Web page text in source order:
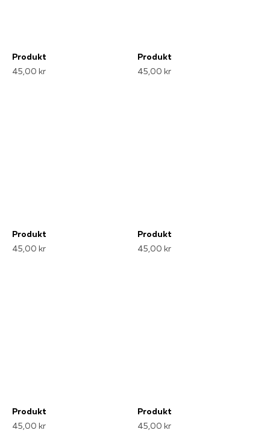
Produkt
45,00 kr
Produkt
45,00 kr
Produkt
45,00 kr
Produkt
45,00 kr
Produkt
45,00 kr
Produkt
45,00 kr